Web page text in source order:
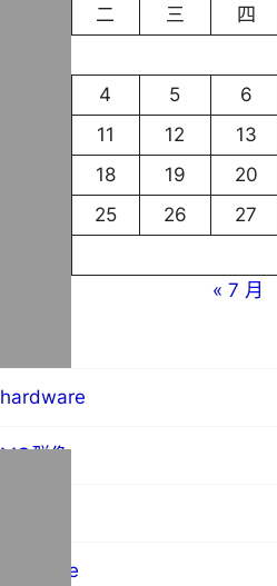
二 三 四
4 5 6
11 12 13
18 19 20
25 26 27
« 7 月
hardware
MO群像
software